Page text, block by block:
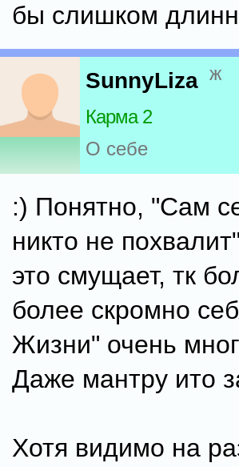
бы слишком
SunnyLiza ж
Карма 2
О себе
:) Понятно, "Сам
никто не
это смущает, тк
более скромно
Жизни" очень
Даже мантру ито
Хотя видимо на